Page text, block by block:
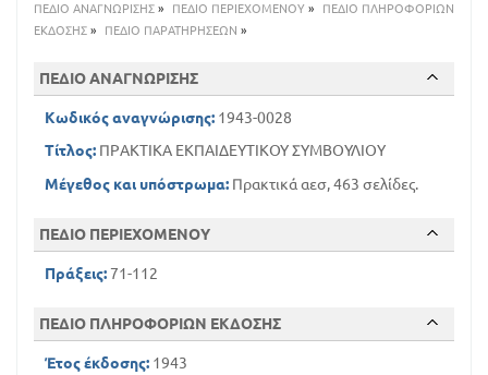
Μ
Λ
Ι
ΠΕΔΙΟ ΑΝΑΓΝΩΡΙΣΗΣ » ΠΕΔΙΟ ΠΕΡΙΕΧΟΜΕΝΟΥ »
ΠΕΔΙΟ ΠΛΗΡΟΦΟΡΙΩΝ
ΕΚΔΟΣΗΣ » ΠΕΔΙΟ ΠΑΡΑΤΗΡΗΣΕΩΝ »
ΠΕΔΙΟ ΑΝΑΓΝΩΡΙΣΗΣ
Κωδικός αναγνώρισης: 1943-0028
Τίτλος: ΠΡΑΚΤΙΚΑ ΕΚΠΑΙΔΕΥΤΙΚΟΥ ΣΥΜΒΟΥΛΙΟΥ
Μέγεθος και υπόστρωμα: Πρακτικά αεσ, 463 σελίδες.
ΠΕΔΙΟ ΠΕΡΙΕΧΟΜΕΝΟΥ
Πράξεις:71-112
ΠΕΔΙΟ ΠΛΗΡΟΦΟΡΙΩΝ ΕΚΔΟΣΗΣ
Έτος έκδοσης: 1943